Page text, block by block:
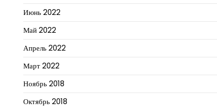
Июнь 2022
Май 2022
Апрель 2022
Март 2022
Ноябрь 2018
Октябрь 2018